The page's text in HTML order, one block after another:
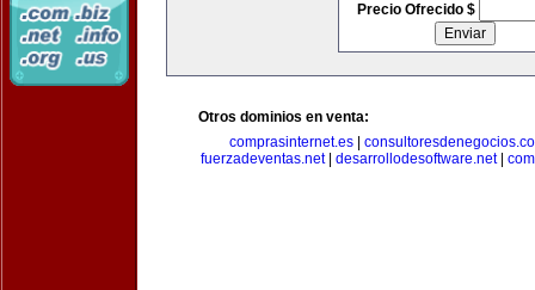
Precio Ofrecido $
Otros dominios en venta:
comprasinternet.es|
fuerzadeventas.net| desarrollodesoftware.net|